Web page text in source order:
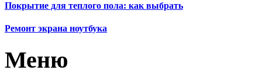
Покрытие для теплого пола: как выбрать
Ремонт экрана ноутбука
Меню